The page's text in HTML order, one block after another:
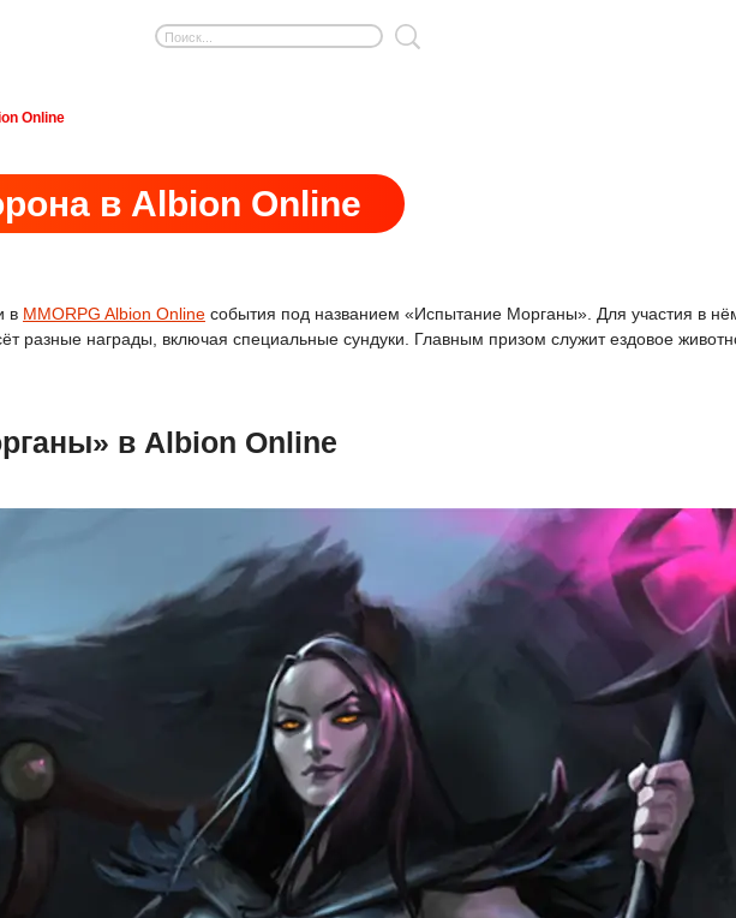
Online
в Albion Online
в MMORPG Albion Online события под названием «Испытание Морганы». Для участия в
разные награды, включая специальные сундуки. Главным призом служит ездовое
в Albion Online